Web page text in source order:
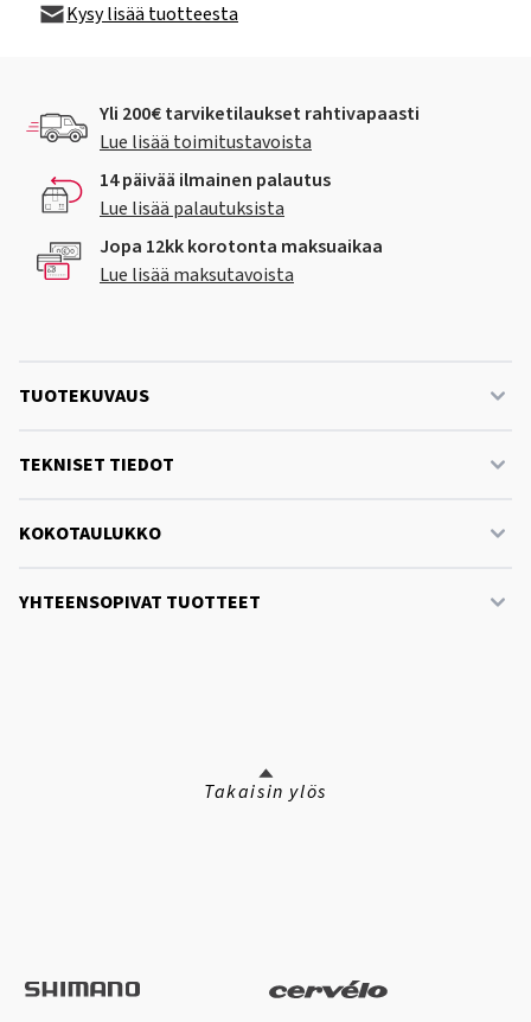
Kysy lisää tuotteesta
Yli 200€ tarviketilaukset rahtivapaasti
Lue lisää toimitustavoista
14 päivää ilmainen palautus
Lue lisää palautuksista
Jopa 12kk korotonta maksuaikaa
Lue lisää maksutavoista
TUOTEKUVAUS
TEKNISET TIEDOT
KOKOTAULUKKO
YHTEENSOPIVAT TUOTTEET
Takaisin ylös